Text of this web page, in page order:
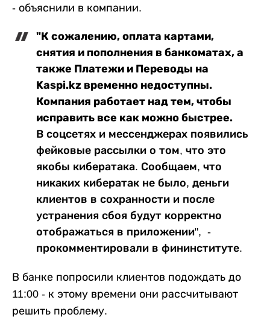
- объяснили в компании.
"К сожалению, оплата картами,
снятия и пополнения в банкоматах, а
также Платежи и Переводы на
Kaspi.kz временно недоступны.
Компания работает над тем, чтобы
исправить все как можно быстрее.
В соцсетях и мессенджерах появились
фейковые рассылки о том, что это
якобы кибератака. Сообщаем, что
никаких кибератак не было, деньги
клиентов в сохранности и после
устранения сбоя будут корректно
отображаться в приложении", -
прокомментировали в фининституте.
В банке попросили клиентов подождать до
11:00 - к этому времени они рассчитывают
решить проблему.